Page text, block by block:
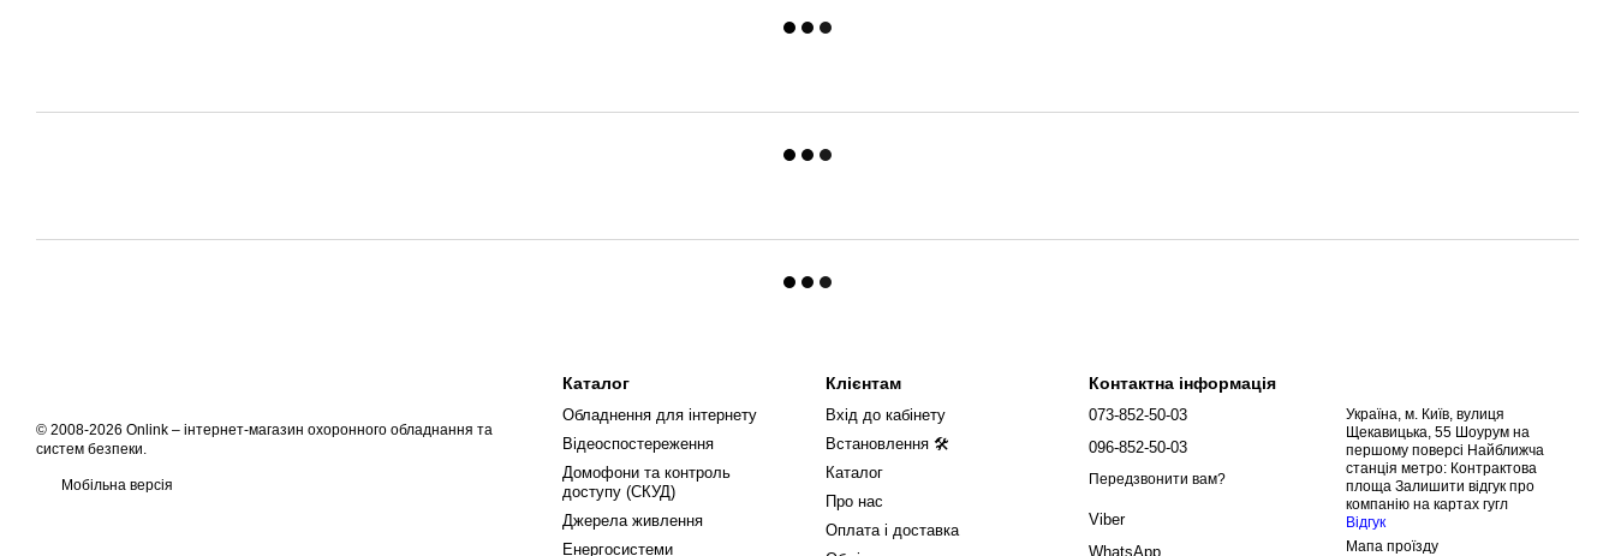
© 2008-2026 Onlink – інтернет-магазин охоронного обладнання та
систем безпеки.
Мобільна версія
Каталог
Обладнення для інтернету
Відеоспостереження
Домофони та контроль
доступу (СКУД)
Джерела живлення
Енергосистеми
Клієнтам
Вхід до кабінету
Встановлення 🛠
Каталог
Про нас
Оплата і доставка
Контактна інформація
073-852-50-03
096-852-50-03
Передзвонити вам?
Viber
WhatsApp
Україна, м. Київ, вулиця
Щекавицька, 55 Шоурум на
першому поверсі Найближча
станція метро: Контрактова
площа Залишити відгук про
компанію на картах гугл
Відгук
Мапа проїзду